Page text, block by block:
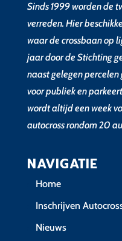
Sinds 1999 worden de
verreden. Hier
waar de crossbaan op
jaar door de Stichting
naast gelegen
voor publiek en
wordt altijd een week
autocross rondom 20
NAVIGATIE
Home
Inschrijven
Nieuws